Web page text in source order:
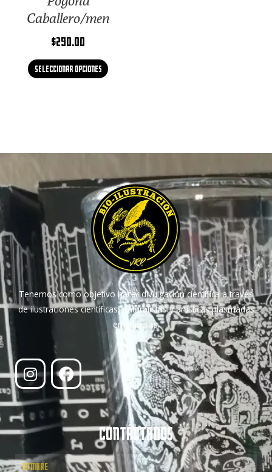
Caballero/men
$290.00
Seleccionar opciones
Tenemos como objetivo hacer divulgación científica a través
de ilustraciones científicas, naturalistas y artísticas plasmadas
en playeras.
CONTÁCTANOS